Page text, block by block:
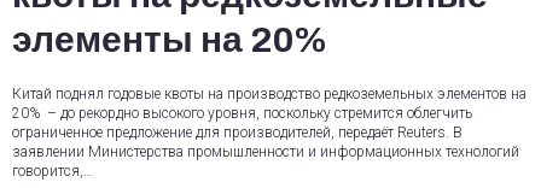
элементы на 20%
Китай поднял годовые квоты на производство редкоземельных элементов на
20% – до рекордно высокого уровня, поскольку стремится облегчить
ограниченное предложение для производителей, передаёт Reuters. В
заявлении Министерства промышленности и информационных технологий
говорится,…